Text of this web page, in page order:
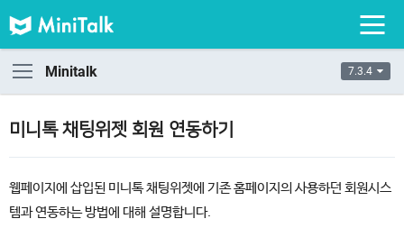
Minitalk 7.3.4
미니톡 채팅위젯 회원 연동하기
웹페이지에 삽입된 미니톡 채팅위젯에 기존 홈페이지의 사용하던 회원시스
템과 연동하는 방법에 대해 설명합니다.